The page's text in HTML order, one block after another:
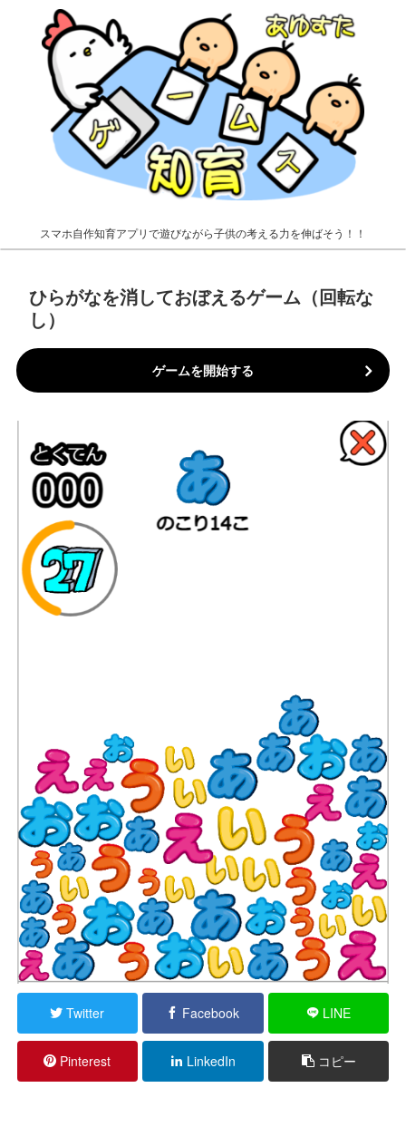
スマホ自作知育アプリで遊びながら子供の考える力を伸ばそう！！
ひらがなを消しておぼえるゲーム（回転な
し）
ゲームを開始する
Twitter Facebook LINE
Pinterest LinkedIn コピー